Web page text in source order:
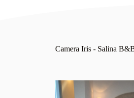
Camera Iris - Salina